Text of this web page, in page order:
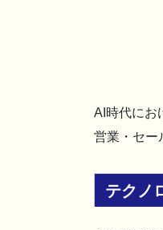
AI時代にお
営業・セー
テクノ